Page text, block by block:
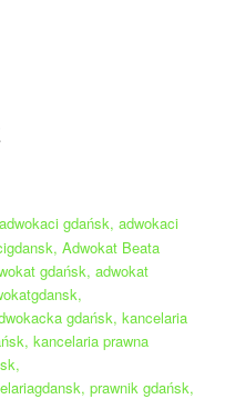
Tagi
adwokaci gdańsk,adwokaci
,Adwokat Beata
gdańsk,adwokat
,
gdańsk,kancelaria
,kancelaria prawna
,
,prawnik gdańsk,